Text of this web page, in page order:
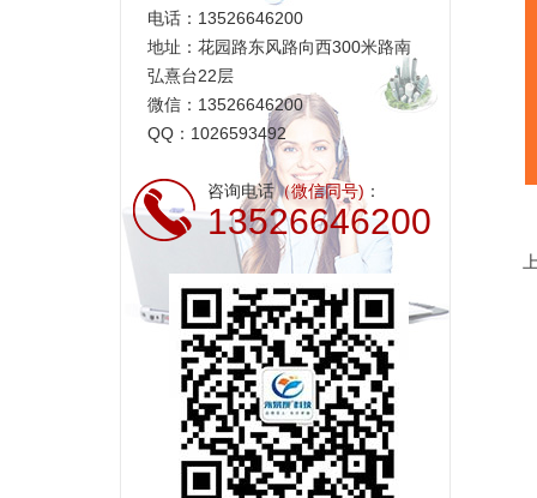
电话：13526646200
地址：花园路东风路向西300米路南
弘熹台22层
微信：13526646200
QQ：1026593492
咨询电话（微信同号) ：
13526646200